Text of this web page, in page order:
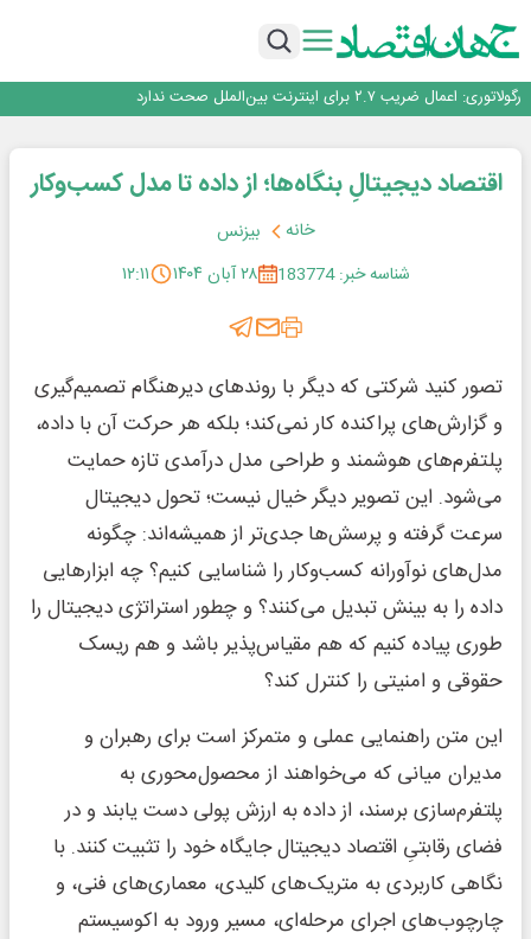
اینوتکس امسال با مدل جدید برگزار می‌شود
راه‌آهن موظف به ارائه برنامه برای ارتقای امنیت سایبری شد
یک اشتباه کلاد، تمام اطلاعات کاربر را به باد داد
اینوتکس امسال با مدل جدید برگزار می‌شود
اقتصاد دیجیتالِ بنگاه‌ها؛ از داده تا مدل کسب‌وکار
خانه
بیزنس
شناسه خبر: 183774
۲۸ آبان ۱۴۰۴ ۱۲:۱۱
تصور کنید شرکتی که دیگر با روندهای دیرهنگام تصمیم‌گیری
و گزارش‌های پراکنده کار نمی‌کند؛ بلکه هر حرکت آن با داده،
پلتفرم‌های هوشمند و طراحی مدل درآمدی تازه حمایت
می‌شود. این تصویر دیگر خیال نیست؛ تحول دیجیتال
سرعت گرفته و پرسش‌ها جدی‌تر از همیشه‌اند: چگونه
مدل‌های نوآورانه کسب‌وکار را شناسایی کنیم؟ چه ابزارهایی
داده را به بینش تبدیل می‌کنند؟ و چطور استراتژی دیجیتال را
طوری پیاده کنیم که هم مقیاس‌پذیر باشد و هم ریسک
حقوقی و امنیتی را کنترل کند؟
این متن راهنمایی عملی و متمرکز است برای رهبران و
مدیران میانی که می‌خواهند از محصول‌محوری به
پلتفرم‌سازی برسند، از داده به ارزش پولی دست یابند و در
فضای رقابتیِ اقتصاد دیجیتال جایگاه خود را تثبیت کنند. با
نگاهی کاربردی به متریک‌های کلیدی، معماری‌های فنی، و
چارچوب‌های اجرای مرحله‌ای، مسیر ورود به اکوسیستم